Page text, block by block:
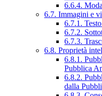
6.6.4.
6.7. Immagini e
6.7.1.
6.7.2.
6.7.3.
6.8. Proprietà
6.8.1.
Pubblica
6.8.2.
dalla